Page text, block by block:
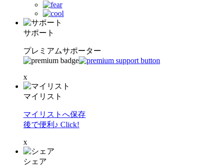
サポート
プレミアムサポーター
x
マイリスト
マイリストへ保存
後で便利♪ Click!
x
シェア